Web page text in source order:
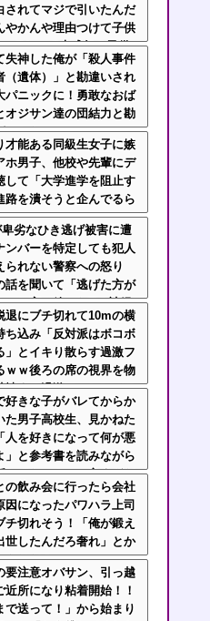
されてマジで引いたんだ
やかんや理由つけて子供
ておいて未成年の子供
かよ！
失神した俺が「殺人事件
（遺体）」と勘違いされ
パニックに！勇敢なおば
オジサン達の団結力と勘
こちらｗｗ
才能ある同級生女子に嫉
ホ男子、他校や先輩にデ
して「大学進学を阻止す
路を潰そうと企んでるら
劣なひき逃げ被害に遭
ンバーを特定しても犯人
られない警察への怒り
話を聞いて「逃げた方が
」と言い放ったBの神経
ん
退にブチ切れて10mの横
ち込み「反対派はボコボ
」とイキり散らす過激フ
ｗｗ後ろの席の視界を物
壊する過激ファンにイラ
まらん
好きな子がバレてからか
た男子高校生、見かねた
人を好きになって何が悪
」と参考書を読みながら
してた←カッコ良すぎだ
の飲み会に行ったら会社
因になったパワハラ上司
チ切れそう！「俺が鍛え
世したんだろ奢れ」とか
もりだ？
要注意オバサン、引っ越
近所になり粘着開始！！
で送って！」から始まり